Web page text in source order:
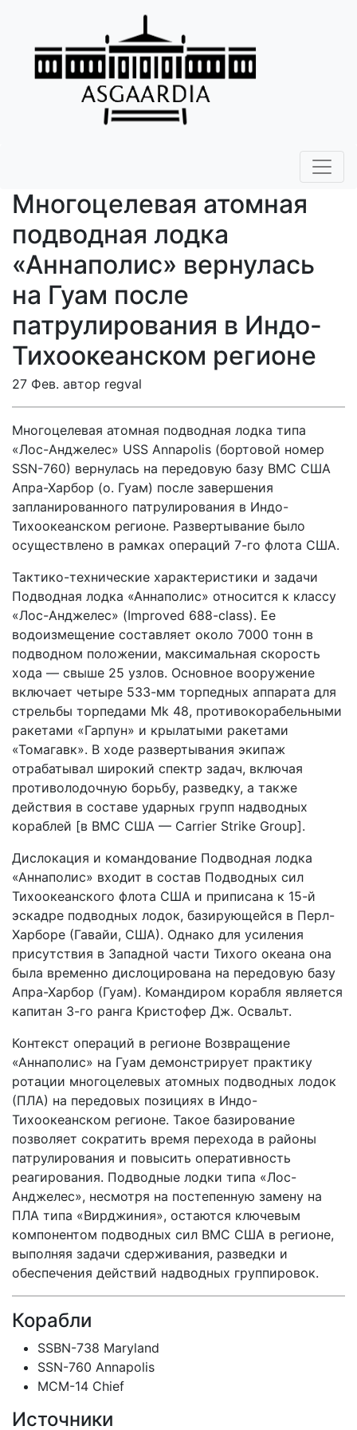
Многоцелевая атомная
подводная лодка
«Аннаполис» вернулась
на Гуам после
патрулирования в Индо-
Тихоокеанском регионе
27 Фев. автор regval
Многоцелевая атомная подводная лодка типа
«Лос-Анджелес» USS Annapolis (бортовой номер
SSN-760) вернулась на передовую базу ВМС США
Апра-Харбор (о. Гуам) после завершения
запланированного патрулирования в Индо-
Тихоокеанском регионе. Развертывание было
осуществлено в рамках операций 7-го флота США.
Тактико-технические характеристики и задачи
Подводная лодка «Аннаполис» относится к классу
«Лос-Анджелес» (Improved 688-class). Ее
водоизмещение составляет около 7000 тонн в
подводном положении, максимальная скорость
хода — свыше 25 узлов. Основное вооружение
включает четыре 533-мм торпедных аппарата для
стрельбы торпедами Mk 48, противокорабельными
ракетами «Гарпун» и крылатыми ракетами
«Томагавк». В ходе развертывания экипаж
отрабатывал широкий спектр задач, включая
противолодочную борьбу, разведку, а также
действия в составе ударных групп надводных
кораблей [в ВМС США — Carrier Strike Group].
Дислокация и командование Подводная лодка
«Аннаполис» входит в состав Подводных сил
Тихоокеанского флота США и приписана к 15-й
эскадре подводных лодок, базирующейся в Перл-
Харборе (Гавайи, США). Однако для усиления
присутствия в Западной части Тихого океана она
была временно дислоцирована на передовую базу
Апра-Харбор (Гуам). Командиром корабля является
капитан 3-го ранга Кристофер Дж. Освальт.
Контекст операций в регионе Возвращение
«Аннаполис» на Гуам демонстрирует практику
ротации многоцелевых атомных подводных лодок
(ПЛА) на передовых позициях в Индо-
Тихоокеанском регионе. Такое базирование
позволяет сократить время перехода в районы
патрулирования и повысить оперативность
реагирования. Подводные лодки типа «Лос-
Анджелес», несмотря на постепенную замену на
ПЛА типа «Вирджиния», остаются ключевым
компонентом подводных сил ВМС США в регионе,
выполняя задачи сдерживания, разведки и
обеспечения действий надводных группировок.
Корабли
SSBN-738 Maryland
SSN-760 Annapolis
MCM-14 Chief
Источники